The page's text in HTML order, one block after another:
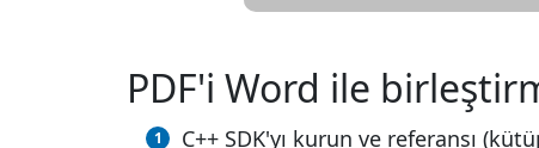
PDF'i Word ile
C++ SDK'yı kurun ve referansı